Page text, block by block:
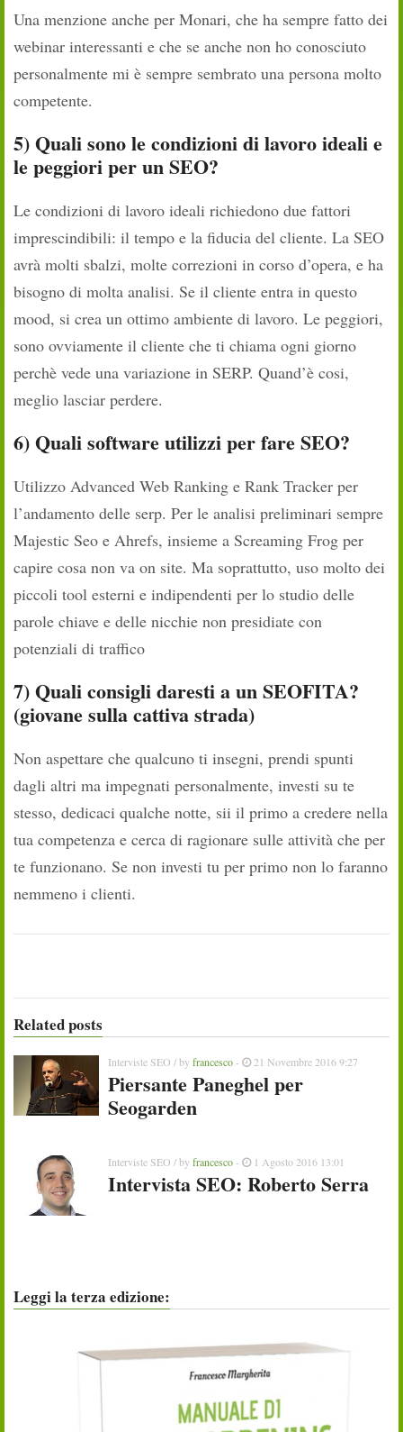
Una menzione anche per Monari, che ha sempre fatto dei
webinar interessanti e che se anche non ho conosciuto
personalmente mi è sempre sembrato una persona molto
competente.
5) Quali sono le condizioni di lavoro ideali e
le peggiori per un SEO?
Le condizioni di lavoro ideali richiedono due fattori
imprescindibili: il tempo e la fiducia del cliente. La SEO
avrà molti sbalzi, molte correzioni in corso d’opera, e ha
bisogno di molta analisi. Se il cliente entra in questo
mood, si crea un ottimo ambiente di lavoro. Le peggiori,
sono ovviamente il cliente che ti chiama ogni giorno
perchè vede una variazione in SERP. Quand’è cosi,
meglio lasciar perdere.
6) Quali software utilizzi per fare SEO?
Utilizzo Advanced Web Ranking e Rank Tracker per
l’andamento delle serp. Per le analisi preliminari sempre
Majestic Seo e Ahrefs, insieme a Screaming Frog per
capire cosa non va on site. Ma soprattutto, uso molto dei
piccoli tool esterni e indipendenti per lo studio delle
parole chiave e delle nicchie non presidiate con
potenziali di traffico
7) Quali consigli daresti a un SEOFITA?
(giovane sulla cattiva strada)
Non aspettare che qualcuno ti insegni, prendi spunti
dagli altri ma impegnati personalmente, investi su te
stesso, dedicaci qualche notte, sii il primo a credere nella
tua competenza e cerca di ragionare sulle attività che per
te funzionano. Se non investi tu per primo non lo faranno
nemmeno i clienti.
Related posts
Interviste SEO / by francesco- 21 Novembre 2016 9:27
Piersante Paneghel per
Seogarden
Interviste SEO / by francesco- 1 Agosto 2016 13:01
Intervista SEO: Roberto Serra
Leggi la terza edizione: